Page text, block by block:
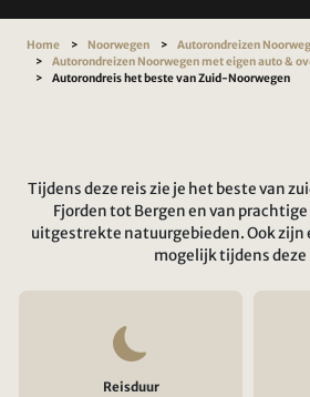
Home Noorwegen
Autorondreizen
Autorondreizen Noorwegen met eigen auto &
Autorondreis het beste van Zuid-Noorwegen
Tijdens deze reis zie je het beste van
Fjorden tot Bergen en van
uitgestrekte natuurgebieden. Ook zijn
mogelijk tijdens deze
Reisduur